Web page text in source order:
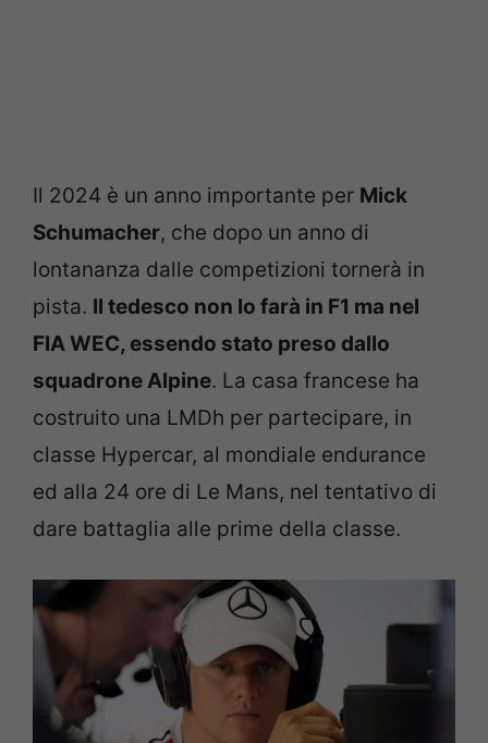
Il 2024 è un anno importante per Mick
Schumacher, che dopo un anno di
lontananza dalle competizioni tornerà in
pista. Il tedesco non lo farà in F1 ma nel
FIA WEC, essendo stato preso dallo
squadrone Alpine. La casa francese ha
costruito una LMDh per partecipare, in
classe Hypercar, al mondiale endurance
ed alla 24 ore di Le Mans, nel tentativo di
dare battaglia alle prime della classe.